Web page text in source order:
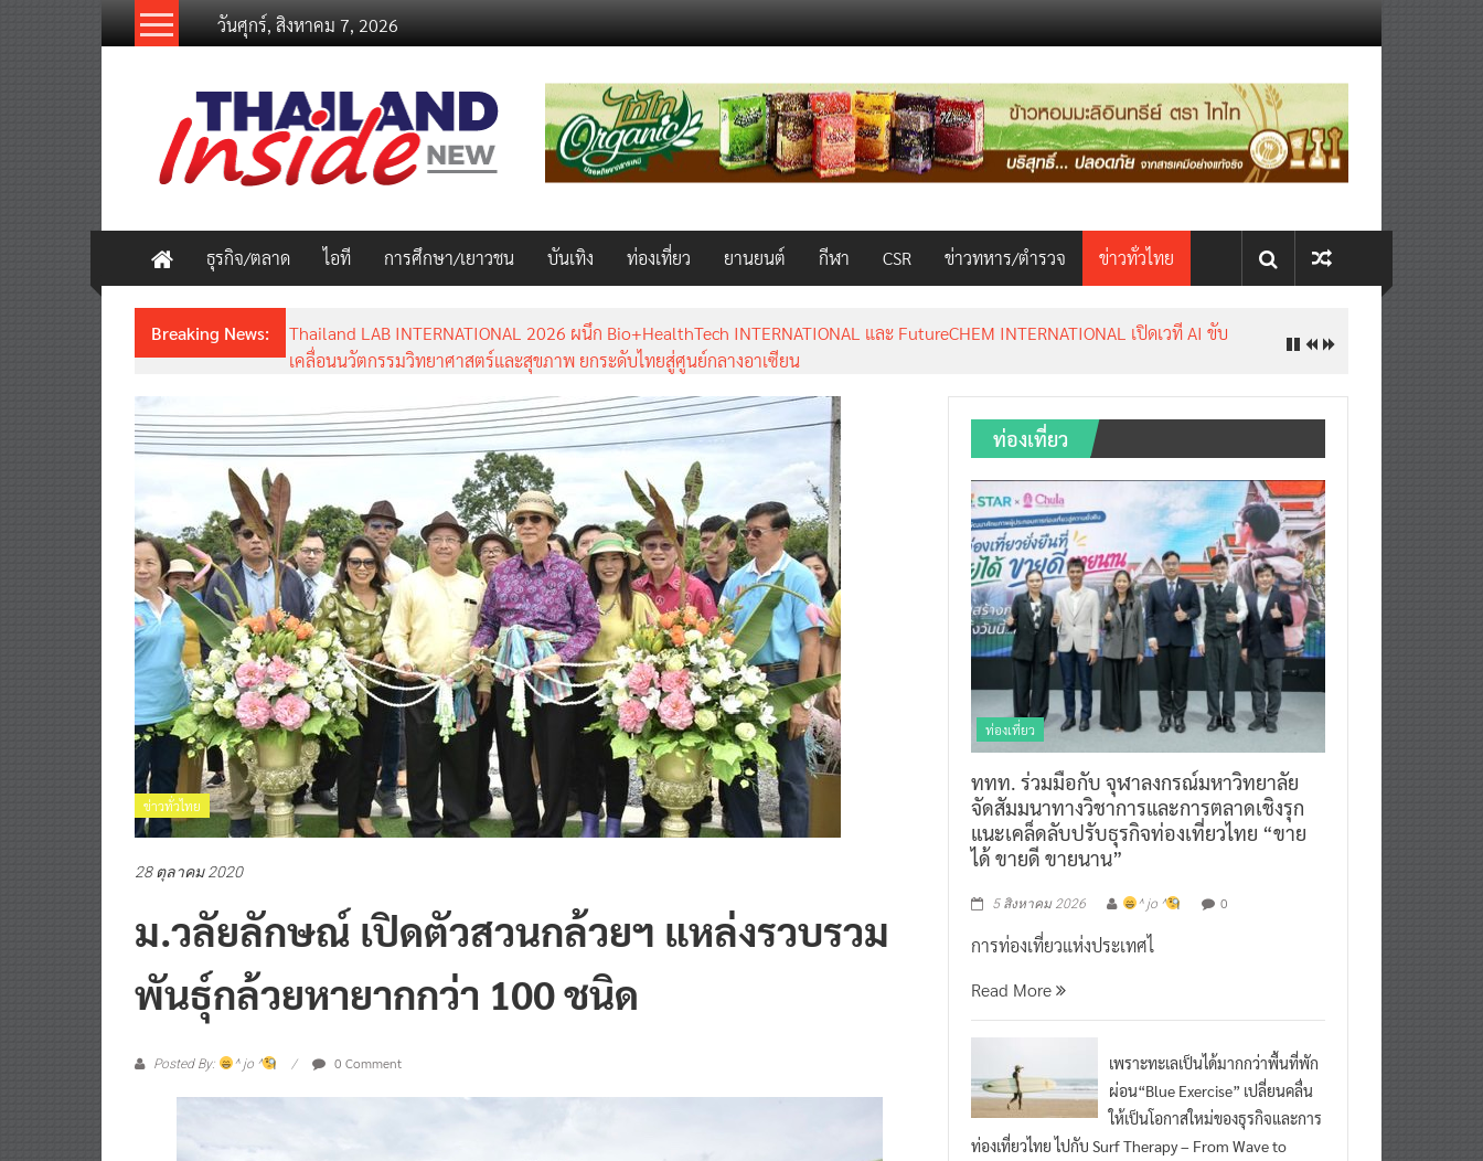
วันศุกร์, สิงหาคม 7, 2026
thailandinsidenew.com
Thailand
Inside
New
ธุรกิจ/ตลาด ไอที การศึกษา/เยาวชน บันเทิง ท่องเที่ยว ยานยนต์ กีฬา CSR ข่าวทหาร/ตำรวจ ข่าวทั่วไทย
Breaking News:
Thailand LAB INTERNATIONAL 2026 ผนึก Bio+HealthTech INTERNATIONAL และ FutureCHEM INTERNATIONAL เปิดเวที AI ขับ
เคลื่อนนวัตกรรมวิทยาศาสตร์และสุขภาพ ยกระดับไทยสู่ศูนย์กลางอาเซียน
ข่าวทั่วไทย
28 ตุลาคม 2020
ม.วลัยลักษณ์ เปิดตัวสวนกล้วยฯ แหล่งรวบรวม
พันธุ์กล้วยหายากกว่า 100 ชนิด
Posted By: ^ jo ^ 0 Comment
ท่องเที่ยว
ท่องเที่ยว
ททท. ร่วมมือกับ จุฬาลงกรณ์มหาวิทยาลัย
จัดสัมมนาทางวิชาการและการตลาดเชิงรุก
แนะเคล็ดลับปรับธุรกิจท่องเที่ยวไทย “ขาย
ได้ ขายดี ขายนาน”
5 สิงหาคม 2026 ^ jo ^ 0
การท่องเที่ยวแห่งประเทศไ
Read More
เพราะทะเลเป็นได้มากกว่าพื้นที่พัก
ผ่อน“Blue Exercise” เปลี่ยนคลื่น
ให้เป็นโอกาสใหม่ของธุรกิจและการ
ท่องเที่ยวไทย ไปกับ Surf Therapy – From Wave to